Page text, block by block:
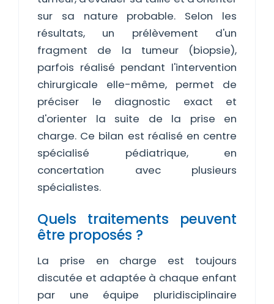
sur sa nature probable. Selon les
résultats, un prélèvement d'un
fragment de la tumeur (biopsie),
parfois réalisé pendant l'intervention
chirurgicale elle-même, permet de
préciser le diagnostic exact et
d'orienter la suite de la prise en
charge. Ce bilan est réalisé en centre
spécialisé pédiatrique, en
concertation avec plusieurs
spécialistes.
Quels traitements peuvent
être proposés ?
La prise en charge est toujours
discutée et adaptée à chaque enfant
par une équipe pluridisciplinaire